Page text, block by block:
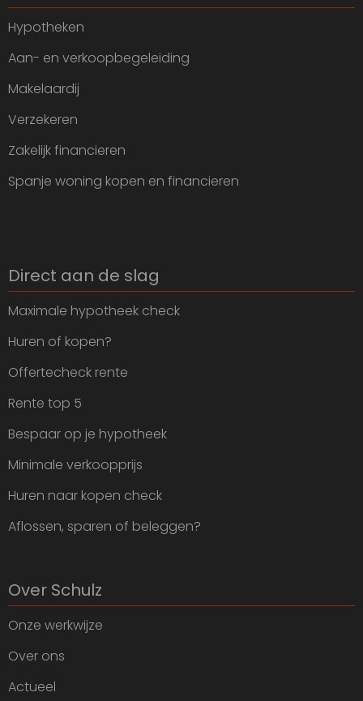
Hypotheken
Aan- en verkoopbegeleiding
Makelaardij
Verzekeren
Zakelijk financieren
Spanje woning kopen en financieren
Direct aan de slag
Maximale hypotheek check
Huren of kopen?
Offertecheck rente
Rente top 5
Bespaar op je hypotheek
Minimale verkoopprijs
Huren naar kopen check
Aflossen, sparen of beleggen?
Over Schulz
Onze werkwijze
Over ons
Actueel